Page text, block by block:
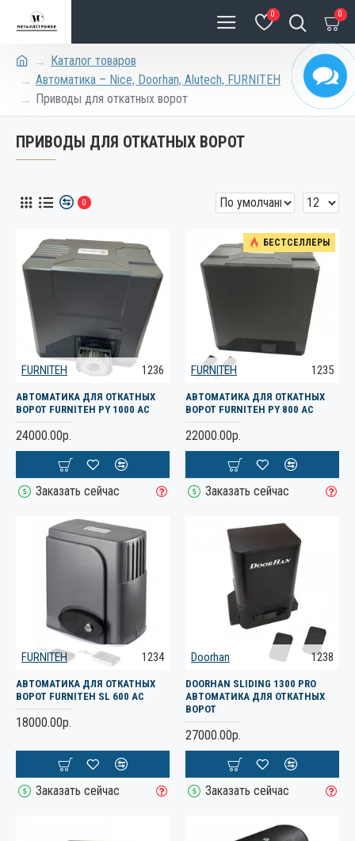
0 0
Каталог товаров
Автоматика – Nice, Doorhan, Alutech, FURNITEH
Приводы для откатных ворот
ПРИВОДЫ ДЛЯ ОТКАТНЫХ ВОРОТ
0
FURNITEH 1236
АВТОМАТИКА ДЛЯ ОТКАТНЫХ
ВОРОТ FURNITEH PY 1000 AC
24000.00р.
Заказать сейчас
БЕСТСЕЛЛЕРЫ
FURNITEH 1235
АВТОМАТИКА ДЛЯ ОТКАТНЫХ
ВОРОТ FURNITEH PY 800 AC
22000.00р.
Заказать сейчас
FURNITEH 1234
АВТОМАТИКА ДЛЯ ОТКАТНЫХ
ВОРОТ FURNITEH SL 600 AC
18000.00р.
Заказать сейчас
Doorhan 1238
DOORHAN SLIDING 1300 PRO
АВТОМАТИКА ДЛЯ ОТКАТНЫХ
ВОРОТ
27000.00р.
Заказать сейчас